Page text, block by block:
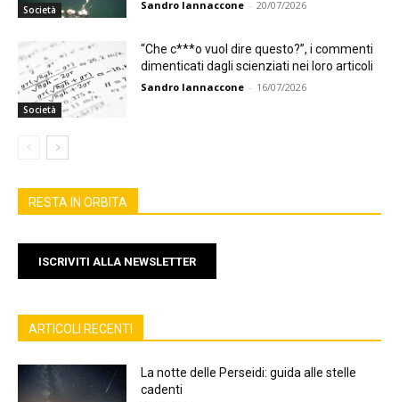
Società Sandro Iannaccone - 20/07/2026
Società
“Che c***o vuol dire questo?”, i commenti
dimenticati dagli scienziati nei loro articoli
Sandro Iannaccone - 16/07/2026
RESTA IN ORBITA
ISCRIVITI ALLA NEWSLETTER
ARTICOLI RECENTI
La notte delle Perseidi: guida alle stelle
cadenti